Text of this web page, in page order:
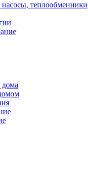
теплообменники
дома